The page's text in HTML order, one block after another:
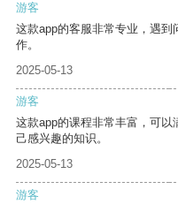
游客
这款app的客服非常专业，遇
作。
2025-05-13
游客
这款app的课程非常丰富，可以
己感兴趣的知识。
2025-05-13
游客